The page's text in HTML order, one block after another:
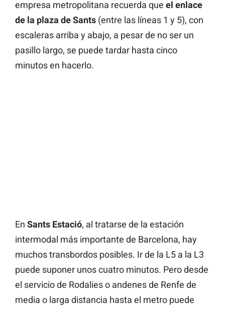
empresa metropolitana recuerda que el enlace
de la plaza de Sants (entre las líneas 1 y 5), con
escaleras arriba y abajo, a pesar de no ser un
pasillo largo, se puede tardar hasta cinco
minutos en hacerlo.
En Sants Estació, al tratarse de la estación
intermodal más importante de Barcelona, hay
muchos transbordos posibles. Ir de la L5 a la L3
puede suponer unos cuatro minutos. Pero desde
el servicio de Rodalies o andenes de Renfe de
media o larga distancia hasta el metro puede